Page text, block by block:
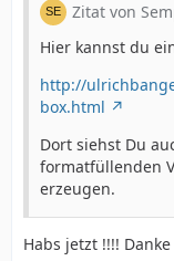
}
#webseite {
width:960px;
margin:0px auto;
Zitat von
Hier kannst du
http://
box.html
Dort siehst Du
formatfüllenden
erzeugen.
Habs jetzt !!!!